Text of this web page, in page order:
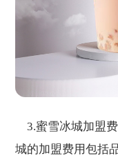
3.蜜雪冰城加盟
城的加盟费用包括